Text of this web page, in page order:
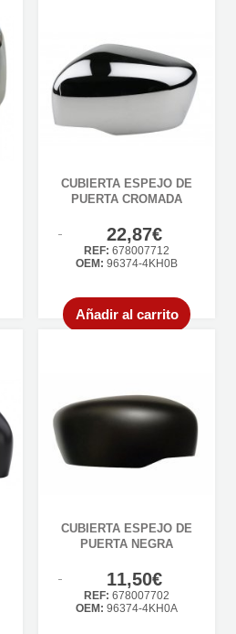
CUBIERTA ESPEJO DE
PUERTA CROMADA
22,87€
REF: 678007712
OEM: 96374-4KH0B
Añadir al carrito
CUBIERTA ESPEJO DE
PUERTA NEGRA
11,50€
REF: 678007702
OEM: 96374-4KH0A